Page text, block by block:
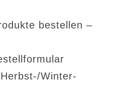
bestellen –
Winter-